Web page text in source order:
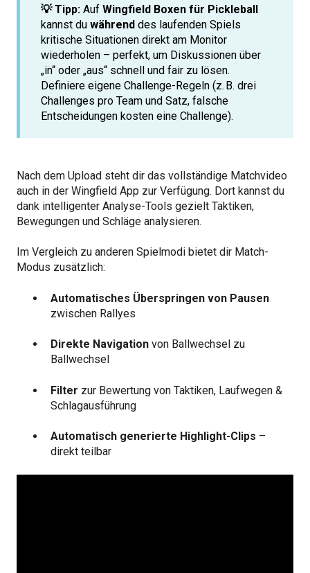
💡 Tipp: Auf Wingfield Boxen für Pickleball
kannst du während des laufenden Spiels
kritische Situationen direkt am Monitor
wiederholen – perfekt, um Diskussionen über
„in“ oder „aus“ schnell und fair zu lösen.
Definiere eigene Challenge-Regeln (z. B. drei
Challenges pro Team und Satz, falsche
Entscheidungen kosten eine Challenge).
Nach dem Upload steht dir das vollständige Matchvideo
auch in der Wingfield App zur Verfügung. Dort kannst du
dank intelligenter Analyse-Tools gezielt Taktiken,
Bewegungen und Schläge analysieren.
Im Vergleich zu anderen Spielmodi bietet dir Match-
Modus zusätzlich:
Automatisches Überspringen von Pausen
zwischen Rallyes
Direkte Navigation von Ballwechsel zu
Ballwechsel
Filter zur Bewertung von Taktiken, Laufwegen &
Schlagausführung
Automatisch generierte Highlight-Clips –
direkt teilbar